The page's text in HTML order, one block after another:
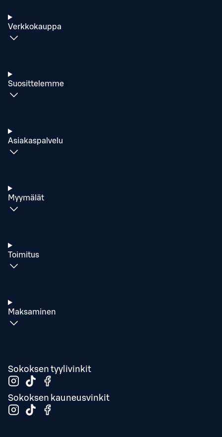
Verkkokauppa
Suosittelemme
Asiakaspalvelu
Myymälät
Toimitus
Maksaminen
Sokoksen tyylivinkit
Sokoksen kauneusvinkit